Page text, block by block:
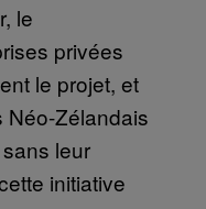
le
privées
le projet, et
Néo-Zélandais
leur
initiative